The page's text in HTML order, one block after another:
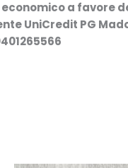
a favore
UniCredit PG